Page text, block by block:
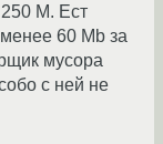
М. Ест
60 Mb за
мусора
с ней не